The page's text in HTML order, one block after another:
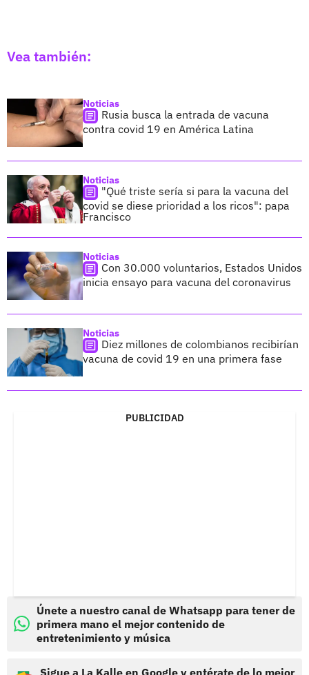
Vea también:
Noticias
Rusia busca la entrada de vacuna
contra covid 19 en América Latina
Noticias
"Qué triste sería si para la vacuna del
covid se diese prioridad a los ricos": papa
Francisco
Noticias
Con 30.000 voluntarios, Estados Unidos
inicia ensayo para vacuna del coronavirus
Noticias
Diez millones de colombianos recibirían
vacuna de covid 19 en una primera fase
PUBLICIDAD
Únete a nuestro canal de Whatsapp para tener de
primera mano el mejor contenido de
entretenimiento y música
Sigue a La Kalle en Google y entérate de lo mejor